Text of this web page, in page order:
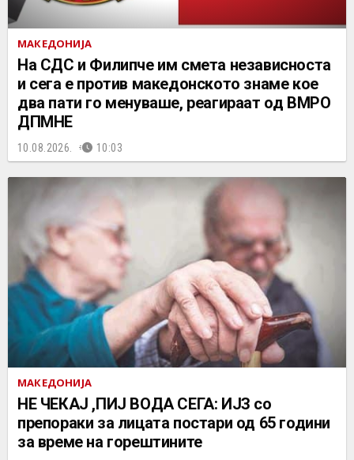
МАКЕДОНИЈА
На СДС и Филипче им смета независноста
и сега е против македонското знаме кое
два пати го менуваше, реагираат од ВМРО
ДПМНЕ
10.08.2026. 10:03
МАКЕДОНИЈА
НЕ ЧEКАЈ ,ПИЈ ВОДА СЕГА: ИЈЗ со
препораки за лицата постари од 65 години
за време на горештините